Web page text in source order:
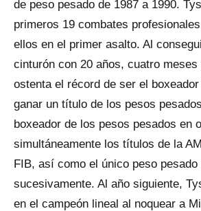
de peso pesado de 1987 a 1990.
primeros 19 combates
ellos en el primer asalto. Al
cinturón con 20 años, cuatro
ostenta el récord de ser el
ganar un título de los pesos
boxeador de los pesos pesados en
simultáneamente los títulos de la
FIB, así como el único peso
sucesivamente. Al año siguiente,
en el campeón lineal al noquear a